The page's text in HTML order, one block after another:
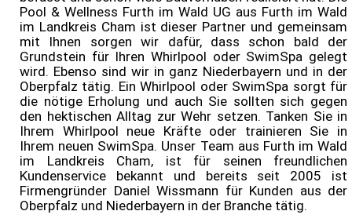
Pool & Wellness Furth im Wald UG aus Furth im Wald
im Landkreis Cham ist dieser Partner und gemeinsam
mit Ihnen sorgen wir dafür, dass schon bald der
Grundstein für Ihren Whirlpool oder SwimSpa gelegt
wird. Ebenso sind wir in ganz Niederbayern und in der
Oberpfalz tätig. Ein Whirlpool oder SwimSpa sorgt für
die nötige Erholung und auch Sie sollten sich gegen
den hektischen Alltag zur Wehr setzen. Tanken Sie in
Ihrem Whirlpool neue Kräfte oder trainieren Sie in
Ihrem neuen SwimSpa. Unser Team aus Furth im Wald
im Landkreis Cham, ist für seinen freundlichen
Kundenservice bekannt und bereits seit 2005 ist
Firmengründer Daniel Wissmann für Kunden aus der
Oberpfalz und Niederbayern in der Branche tätig.